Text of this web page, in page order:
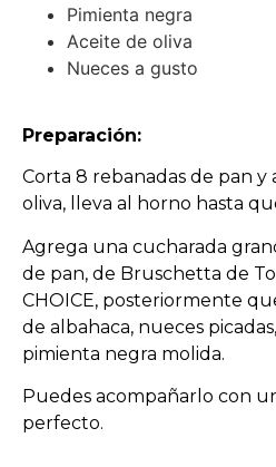
Pimienta negra
Aceite de oliva
Nueces a gusto
Preparación:
Corta 8 rebanadas de pan y
oliva, lleva al horno hasta
Agrega una cucharada
de pan, de Bruschetta de
CHOICE, posteriormente
de albahaca, nueces
pimienta negra molida.
Puedes acompañarlo con
perfecto.